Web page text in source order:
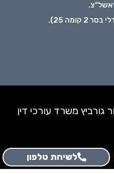
גורביץ משרד עורכי דין
לשיחת טלפון